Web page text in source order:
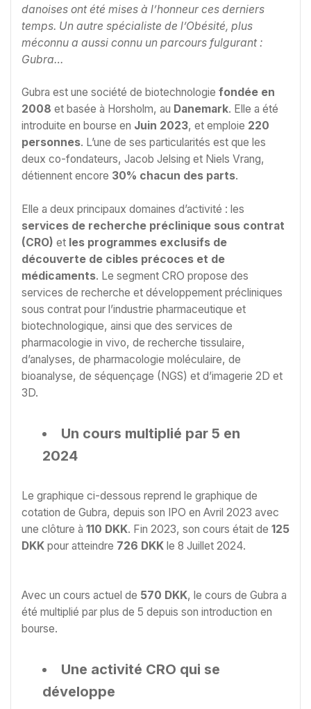
danoises ont été mises à l’honneur ces derniers
temps. Un autre spécialiste de l’Obésité, plus
méconnu a aussi connu un parcours fulgurant :
Gubra…
Gubra est une société de biotechnologie fondée en
2008 et basée à Horsholm, au Danemark. Elle a été
introduite en bourse en Juin 2023, et emploie 220
personnes. L’une de ses particularités est que les
deux co-fondateurs, Jacob Jelsing et Niels Vrang,
détiennent encore 30% chacun des parts.
Elle a deux principaux domaines d’activité : les
services de recherche préclinique sous contrat
(CRO) et les programmes exclusifs de
découverte de cibles précoces et de
médicaments. Le segment CRO propose des
services de recherche et développement précliniques
sous contrat pour l’industrie pharmaceutique et
biotechnologique, ainsi que des services de
pharmacologie in vivo, de recherche tissulaire,
d’analyses, de pharmacologie moléculaire, de
bioanalyse, de séquençage (NGS) et d’imagerie 2D et
3D.
Un cours multiplié par 5 en
2024
Le graphique ci-dessous reprend le graphique de
cotation de Gubra, depuis son IPO en Avril 2023 avec
une clôture à 110 DKK. Fin 2023, son cours était de 125
DKK pour atteindre 726 DKK le 8 Juillet 2024.
Avec un cours actuel de 570 DKK, le cours de Gubra a
été multiplié par plus de 5 depuis son introduction en
bourse.
Une activité CRO qui se
développe